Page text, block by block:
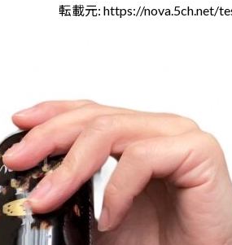
転載元:https://nova.5ch.net/